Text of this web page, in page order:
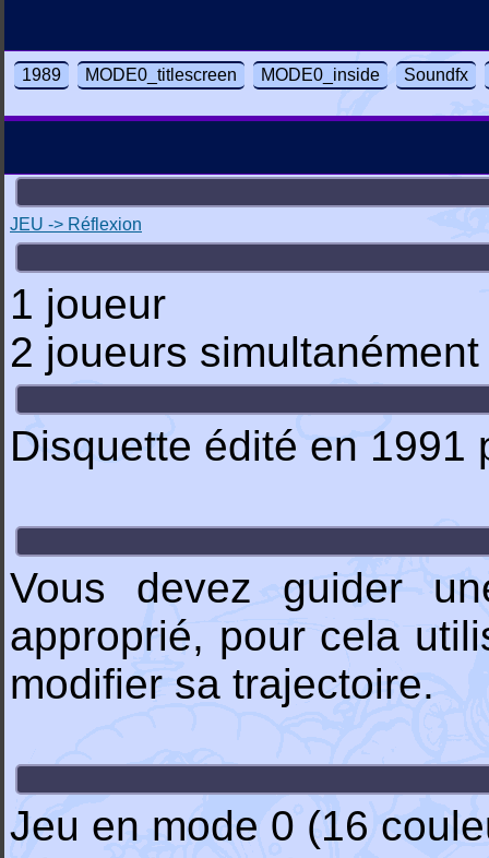
1989 MODE0_titlescreen MODE0_inside Soundfx
JEU -> Réflexion
1 joueur
2 joueurs
Disquette édité en 1991
Vous devez guider
approprié, pour cela
modifier sa trajectoire.
Jeu en mode 0 (16